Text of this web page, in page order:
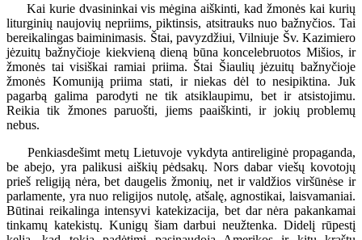
Kai kurie dvasininkai vis mėgina aiškinti, kad žmonės kai kurių
liturginių naujovių nepriims, piktinsis, atsitrauks nuo bažnyčios. Tai
bereikalingas baiminimasis. Štai, pavyzdžiui, Vilniuje Šv. Kazimiero
jėzuitų bažnyčioje kiekvieną dieną būna koncelebruotos Mišios, ir
žmonės tai visiškai ramiai priima. Štai Šiaulių jėzuitų bažnyčioje
žmonės Komuniją priima stati, ir niekas dėl to nesipiktina. Juk
pagarbą galima parodyti ne tik atsiklaupimu, bet ir atsistojimu.
Reikia tik žmones paruošti, jiems paaiškinti, ir jokių problemų
nebus.
Penkiasdešimt metų Lietuvoje vykdyta antireliginė propaganda,
be abejo, yra palikusi aiškių pėdsakų. Nors dabar viešų kovotojų
prieš religiją nėra, bet daugelis žmonių, net ir valdžios viršūnėse ir
parlamente, yra nuo religijos nutolę, atšalę, agnostikai, laisvamaniai.
Būtinai reikalinga intensyvi katekizacija, bet dar nėra pakankamai
tinkamų katekistų. Kunigų šiam darbui neužtenka. Didelį rūpestį